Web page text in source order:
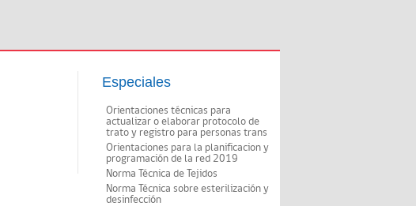
Especiales
Orientaciones técnicas para
actualizar o elaborar protocolo de
trato y registro para personas trans
Orientaciones para la planificacion y
programación de la red 2019
Norma Técnica de Tejidos
Norma Técnica sobre esterilización y
desinfección